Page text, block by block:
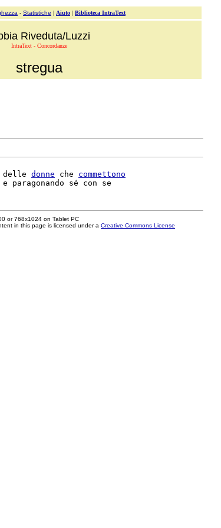
- Statistiche | Aiuto | Biblioteca IntraText
Riveduta/Luzzi
IntraText - Concordanze
stregua
delle donne che commettono
or 768x1024 on Tablet PC
in this page is licensed under a Creative Commons License